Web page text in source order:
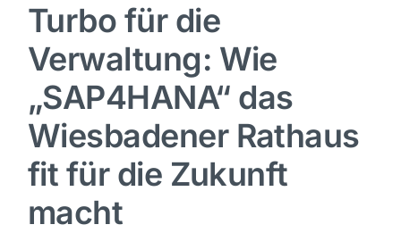
Politik
Wirtschaft
Sport
Turbo für die
Verwaltung: Wie
„SAP4HANA“ das
Wiesbadener Rathaus
fit für die Zukunft
macht